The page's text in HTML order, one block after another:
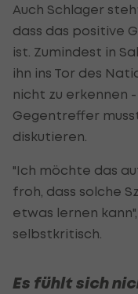
Auch Schlager
dass das positive
ist. Zumindest in
ihn ins Tor des
nicht zu erkennen
Gegentreffer
diskutieren.
"Ich möchte das
froh, dass solche
etwas lernen
selbstkritisch.
Es fühlt sich